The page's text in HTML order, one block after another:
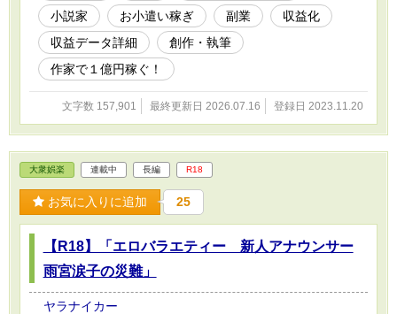
小説家
お小遣い稼ぎ 副業
収益化
収益データ詳細
創作・執筆
作家で１億円稼ぐ！
文字数 157,901 最終更新日 2026.07.16 登録日 2023.11.20
大衆娯楽 連載中 長編 R18
お気に入りに追加 25
【R18】「エロバラエティー 新人アナウンサー
雨宮涙子の災難」
ヤラナイカー